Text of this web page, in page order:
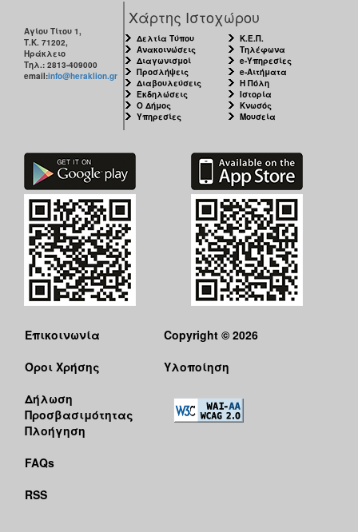
Αγίου Τίτου 1,
Τ.Κ. 71202,
Ηράκλειο
Τηλ.: 2813-409000
email:info@heraklion.gr
Χάρτης Ιστοχώρου
Δελτία Τύπου
Ανακοινώσεις
Διαγωνισμοί
Προσλήψεις
Διαβουλεύσεις
Εκδηλώσεις
Ο Δήμος
Υπηρεσίες
Κ.Ε.Π.
Τηλέφωνα
e-Υπηρεσίες
e-Αιτήματα
Η Πόλη
Ιστορία
Κνωσός
Μουσεία
Επικοινωνία
Όροι Χρήσης
Δήλωση
Προσβασιμότητας
Πλοήγηση
FAQs
RSS
Copyright © 2026
Υλοποίηση